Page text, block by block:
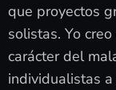
que proyectos
solistas. Yo
carácter del
individualistas